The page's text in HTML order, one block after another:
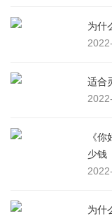
为什
适合
《
少钱
为什